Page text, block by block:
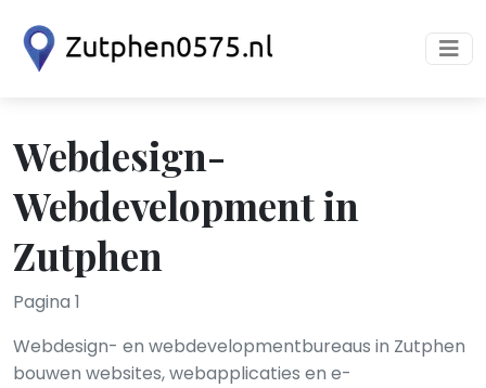
Webdesign-
Webdevelopment in
Zutphen
Pagina 1
Webdesign- en webdevelopmentbureaus in Zutphen
bouwen websites, webapplicaties en e-